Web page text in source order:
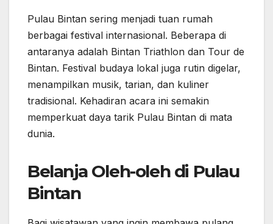
Pulau Bintan sering menjadi tuan rumah
berbagai festival internasional. Beberapa di
antaranya adalah Bintan Triathlon dan Tour de
Bintan. Festival budaya lokal juga rutin digelar,
menampilkan musik, tarian, dan kuliner
tradisional. Kehadiran acara ini semakin
memperkuat daya tarik Pulau Bintan di mata
dunia.
Belanja Oleh-oleh di Pulau
Bintan